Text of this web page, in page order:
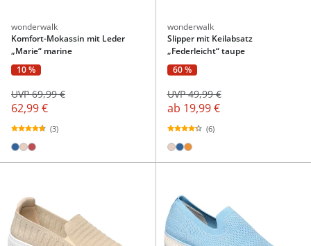
wonderwalk
Komfort-Mokassin mit Leder
„Marie“ marine
10 %
62,99 €
UVP 69,99 €
(3)
wonderwalk
Slipper mit Keilabsatz
„Federleicht“ taupe
60 %
ab 19,99 €
UVP 49,99 €
(6)